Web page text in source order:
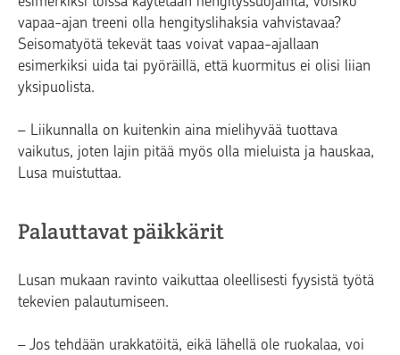
vapaa-ajan treeni olla hengityslihaksia vahvistavaa?
Seisomatyötä tekevät taas voivat vapaa-ajallaan
esimerkiksi uida tai pyöräillä, että kuormitus ei olisi liian
yksipuolista.
– Liikunnalla on kuitenkin aina mielihyvää tuottava
vaikutus, joten lajin pitää myös olla mieluista ja hauskaa,
Lusa muistuttaa.
Palauttavat päikkärit
Lusan mukaan ravinto vaikuttaa oleellisesti fyysistä työtä
tekevien palautumiseen.
– Jos tehdään urakkatöitä, eikä lähellä ole ruokalaa, voi